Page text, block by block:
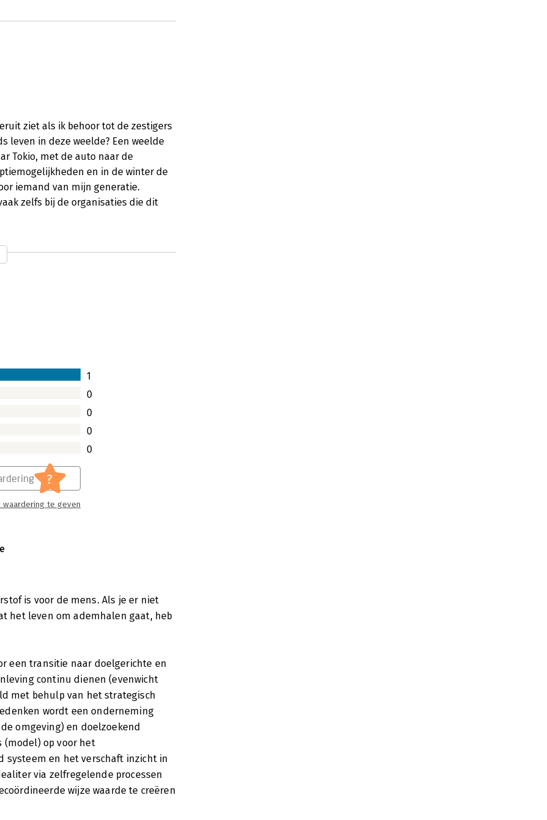
ziet als ik behoor tot de zestigers
leven in deze weelde? Een weelde
Tokio, met de auto naar de
en in de winter de
iemand van mijn generatie.
zelfs bij de organisaties die dit
voorwoord van Mirjan Minnesma,
maatschappelijke roep is om
lef, met visie en daadkracht. Men
maar zelf actie ondernemen.
waarin iedereen eigen
aan de Weconomy'. Dit boek is
auteurs, onder redactie
1
0
0
0
0
?
waardering te geven
is voor de mens. Als je er niet
het leven om ademhalen gaat, heb
een transitie naar doelgerichte en
continu dienen (evenwicht
met behulp van het strategisch
wordt een onderneming
omgeving) en doelzoekend
(model) op voor het
systeem en het verschaft inzicht in
via zelfregelende processen
wijze waarde te creëren